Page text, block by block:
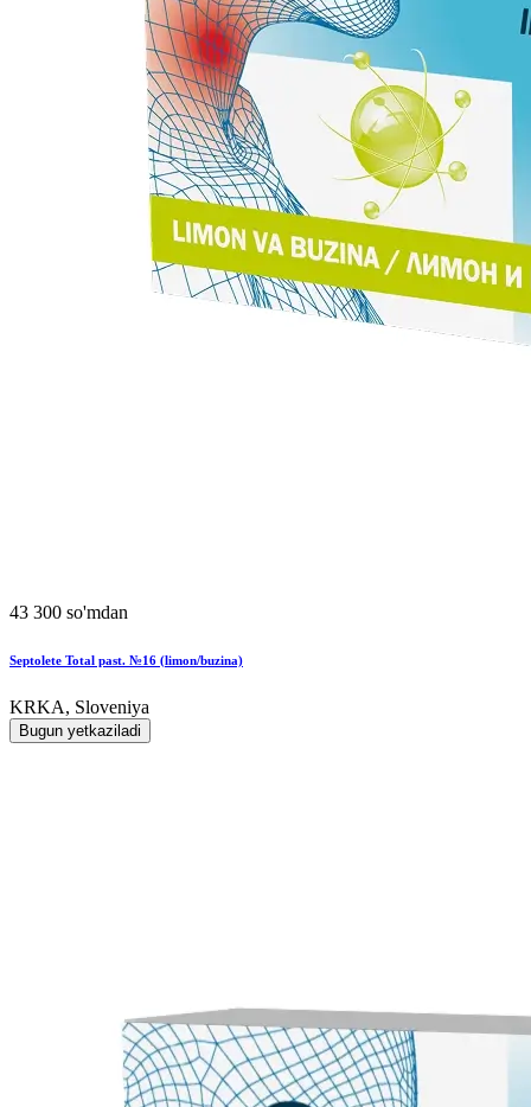
43 300 so'mdan
Septolete Total past. №16 (limon/buzina)
KRKA, Sloveniya
Bugun yetkaziladi